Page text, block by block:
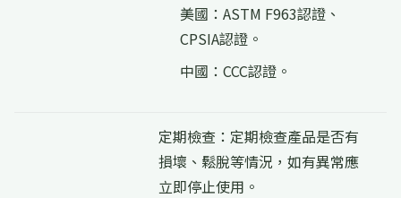
美國：ASTM F963認證、
CPSIA認證。
中國：CCC認證。
定期檢查：定期檢查產品是否有
損壞、鬆脫等情況，如有異常應
立即停止使用。